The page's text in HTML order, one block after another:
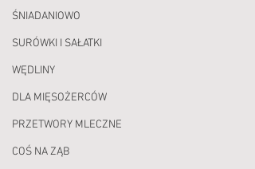
ŚNIADANIOWO
SURÓWKI I SAŁATKI
WĘDLINY
DLA MIĘSOŻERCÓW
PRZETWORY MLECZNE
COŚ NA ZĄB